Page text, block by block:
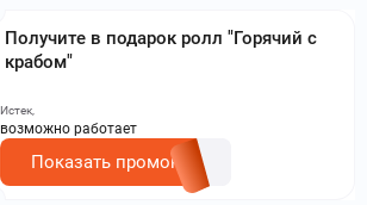
Получите в подарок ролл "Горячий с
крабом"
Истек,
возможно работает
Показать промокод